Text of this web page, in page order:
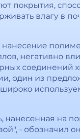
покрытия,
влагу в
негативно
соединений
один из
на
- обозначил